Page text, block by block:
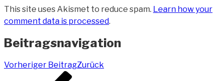
This site uses Akismet to reduce spam. Learn how your
comment data is processed.
Beitragsnavigation
Vorheriger BeitragZurück